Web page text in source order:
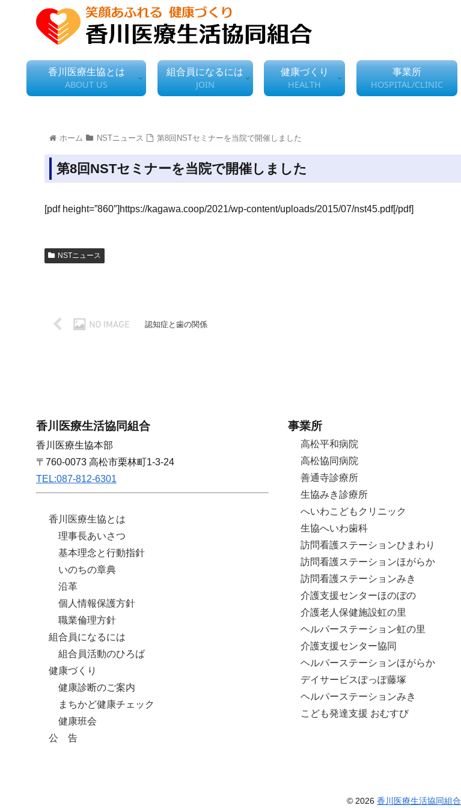
香川医療生協とは
ABOUT US
組合員になるには
JOIN
健康づくり
HEALTH
事業所
HOSPITAL/CLINIC
ホーム NSTニュース 第8回NSTセミナーを当院で開催しました
第8回NSTセミナーを当院で開催しました
[pdf height=”860″]https://kagawa.coop/2021/wp-content/uploads/2015/07/nst45.pdf[/pdf]
NSTニュース
認知症と歯の関係
香川医療生活協同組合
香川医療生協本部
〒760-0073 高松市栗林町1-3-24
TEL:087-812-6301
香川医療生協とは
理事長あいさつ
基本理念と行動指針
いのちの章典
沿革
個人情報保護方針
職業倫理方針
組合員になるには
組合員活動のひろば
健康づくり
健康診断のご案内
まちかど健康チェック
健康班会
公 告
事業所
高松平和病院
高松協同病院
善通寺診療所
生協みき診療所
へいわこどもクリニック
生協へいわ歯科
訪問看護ステーションひまわり
訪問看護ステーションほがらか
訪問看護ステーションみき
介護支援センターほのぼの
介護老人保健施設虹の里
ヘルパーステーション虹の里
介護支援センター協同
ヘルパーステーションほがらか
デイサービスぽっぽ藤塚
ヘルパーステーションみき
こども発達支援 おむすび
© 2026 香川医療生活協同組合